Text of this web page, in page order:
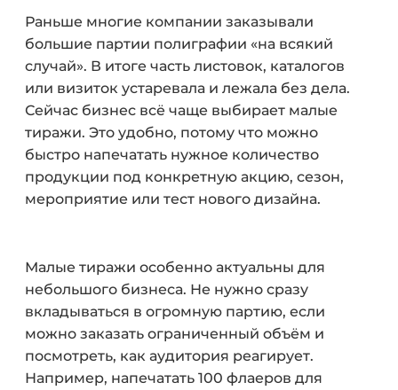
Раньше многие компании заказывали
большие партии полиграфии «на всякий
случай». В итоге часть листовок, каталогов
или визиток устаревала и лежала без дела.
Сейчас бизнес всё чаще выбирает малые
тиражи. Это удобно, потому что можно
быстро напечатать нужное количество
продукции под конкретную акцию, сезон,
мероприятие или тест нового дизайна.
Малые тиражи особенно актуальны для
небольшого бизнеса. Не нужно сразу
вкладываться в огромную партию, если
можно заказать ограниченный объём и
посмотреть, как аудитория реагирует.
Например, напечатать 100 флаеров для